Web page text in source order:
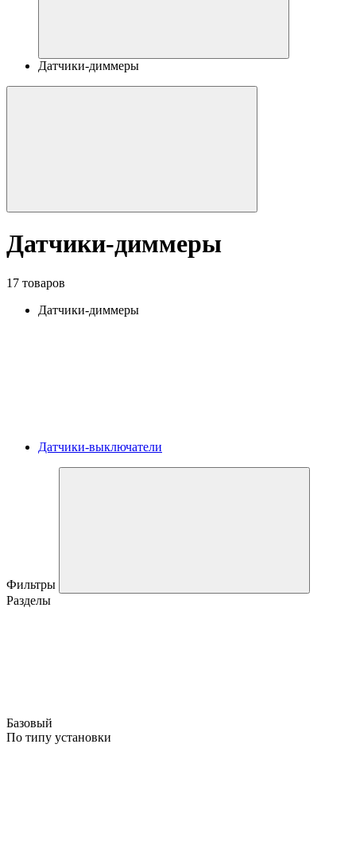
Датчики-диммеры
Датчики-диммеры
17 товаров
Датчики-диммеры
Датчики-выключатели
Фильтры
Разделы
Базовый
По типу установки